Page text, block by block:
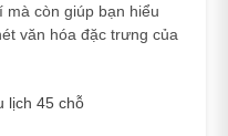
mà còn giúp bạn hiểu
văn hóa đặc trưng của
lịch 45 chỗ